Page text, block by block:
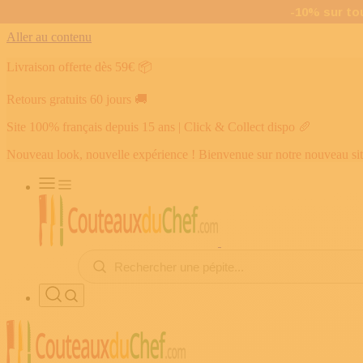
Aller au contenu
Livraison offerte dès 59€ 📦
Retours gratuits 60 jours 🚚
Site 100% français depuis 15 ans | Click & Collect dispo 🥖
Nouveau look, nouvelle expérience ! Bienvenue sur notre nouveau